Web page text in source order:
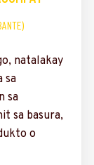
nata­lakay
sa
sa
sa basura,
o